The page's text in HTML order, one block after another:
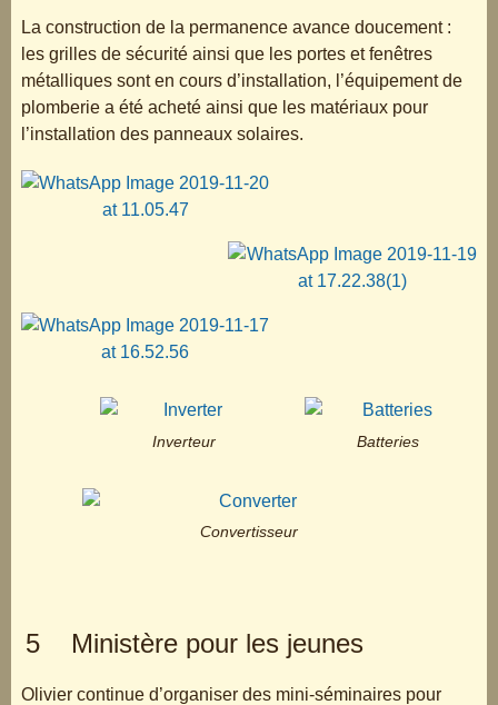
La construction de la permanence avance doucement :
les grilles de sécurité ainsi que les portes et fenêtres
métalliques sont en cours d’installation, l’équipement de
plomberie a été acheté ainsi que les matériaux pour
l’installation des panneaux solaires.
Batteries
Inverteur
Convertisseur
5 Ministère pour les jeunes
Olivier continue d’organiser des mini-séminaires pour